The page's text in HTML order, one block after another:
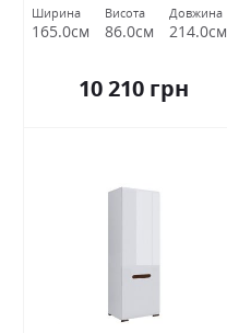
Ширина
165.0см
Висота
86.0см
Довжина
214.0см
10 210 грн